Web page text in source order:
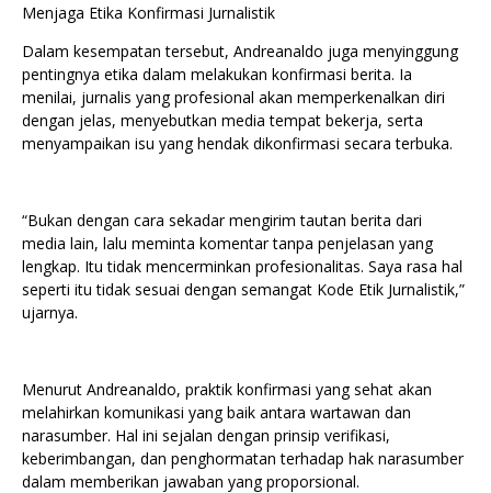
Menjaga Etika Konfirmasi Jurnalistik
Dalam kesempatan tersebut, Andreanaldo juga menyinggung
pentingnya etika dalam melakukan konfirmasi berita. Ia
menilai, jurnalis yang profesional akan memperkenalkan diri
dengan jelas, menyebutkan media tempat bekerja, serta
menyampaikan isu yang hendak dikonfirmasi secara terbuka.
“Bukan dengan cara sekadar mengirim tautan berita dari
media lain, lalu meminta komentar tanpa penjelasan yang
lengkap. Itu tidak mencerminkan profesionalitas. Saya rasa hal
seperti itu tidak sesuai dengan semangat Kode Etik Jurnalistik,”
ujarnya.
Menurut Andreanaldo, praktik konfirmasi yang sehat akan
melahirkan komunikasi yang baik antara wartawan dan
narasumber. Hal ini sejalan dengan prinsip verifikasi,
keberimbangan, dan penghormatan terhadap hak narasumber
dalam memberikan jawaban yang proporsional.